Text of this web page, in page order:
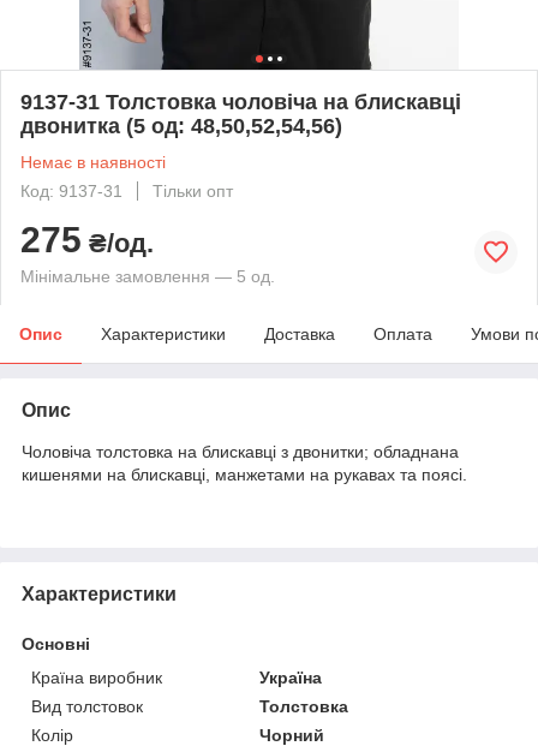
9137-31 Толстовка чоловіча на блискавці
двонитка (5 од: 48,50,52,54,56)
Немає в наявності
Код: 9137-31
Тільки опт
275 ₴/од.
Мінімальне замовлення — 5 од.
Опис Характеристики Доставка Оплата Умови
Опис
Чоловіча толстовка на блискавці з двонитки; обладнана
кишенями на блискавці, манжетами на рукавах та поясі.
Характеристики
Основні
Країна виробник
Україна
Вид толстовок
Толстовка
Колір
Чорний